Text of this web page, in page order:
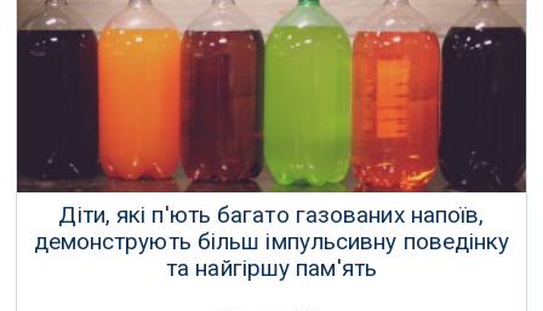
18 Листопада 2023 р.
Діти, які п'ють багато газованих напоїв,
демонструють більш імпульсивну поведінку
та найгіршу пам'ять